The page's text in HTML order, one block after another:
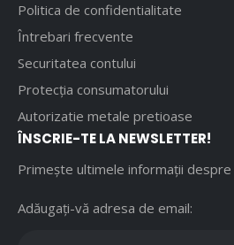
Politica de confidentialitate
Întrebari frecvente
Securitatea contului
Protecția consumatorului
Autorizatie metale pretioase
ÎNSCRIE-TE LA NEWSLETTER!
Primește ultimele informații
Adăugați-vă adresa de email: